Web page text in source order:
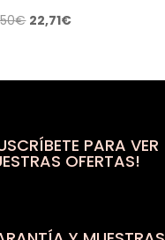
€ El
era:
22,71€El
es:
PARA VER
OFERTAS!